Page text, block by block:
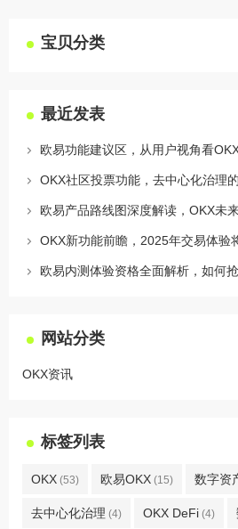
宝贝分类
最近发表
欧易功能建议区，从用户视角看
OKX社区投票功能，去中心化治理
欧易产品路线图深度解读，OKX未
OKX新功能前瞻，2025年交易体验
欧易内测体验资格全面解析，如何
网站分类
OKX资讯
标签列表
OKX (53) 欧易OKX (15) 数字资
去中心化治理 (4) OKX DeFi (4)